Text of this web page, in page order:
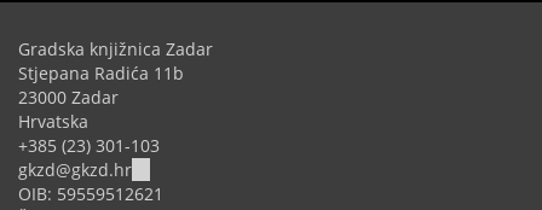
Gradska knjižnica Zadar
Stjepana Radića 11b
23000 Zadar
Hrvatska
+385 (23) 301-103
gkzd@gkzd.hr
sends
OIB: 59559512621